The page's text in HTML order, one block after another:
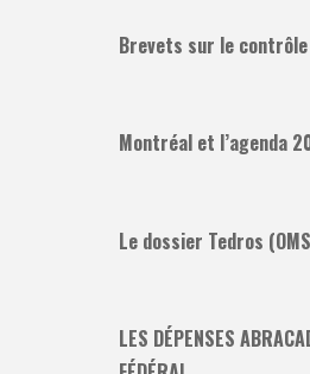
Brevets sur le
Montréal et l’agenda
Le dossier Tedros
LES DÉPENSES